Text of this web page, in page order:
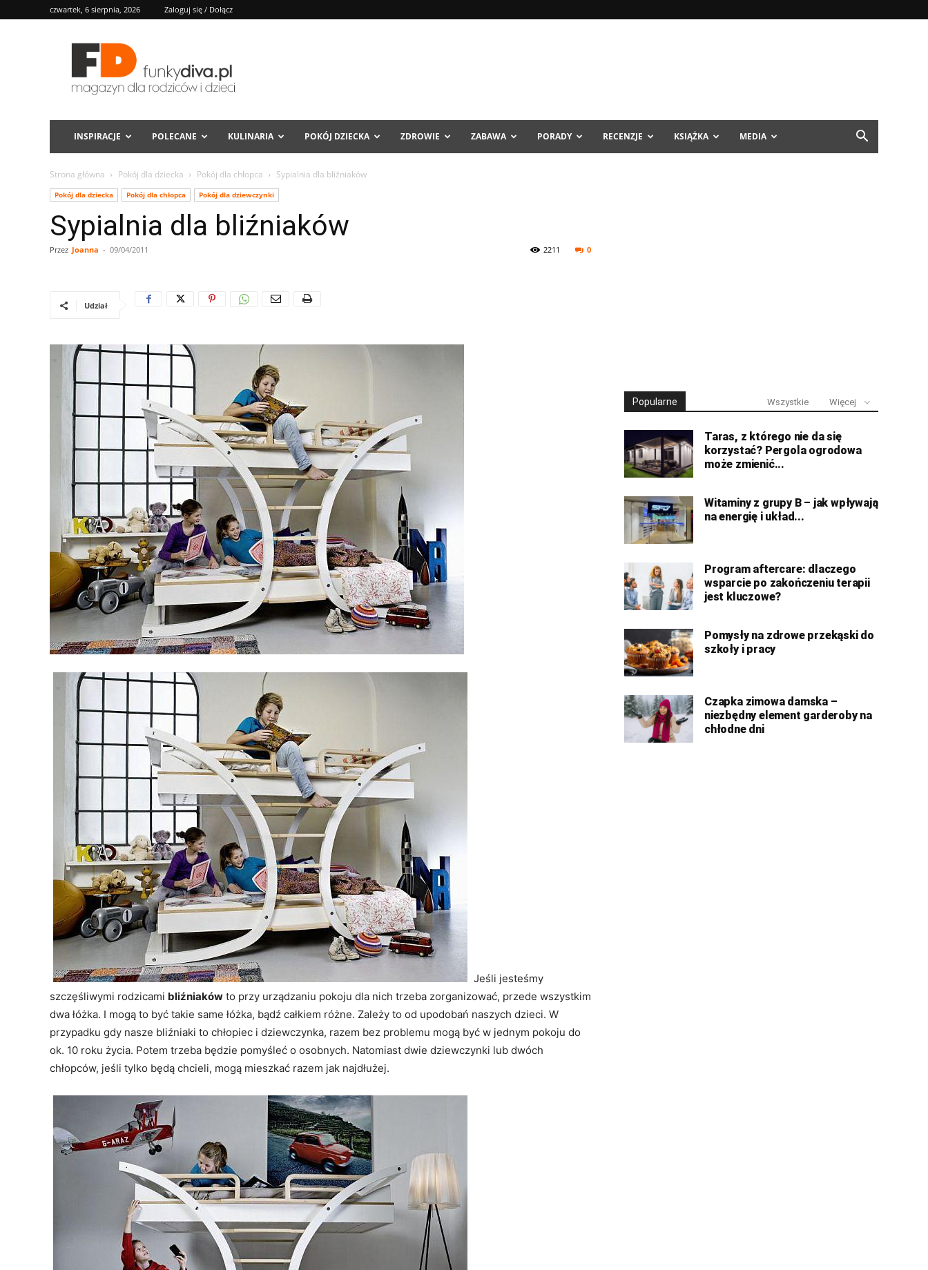
czwartek, 6 sierpnia, 2026 Zaloguj się / Dołącz
FD
INSPIRACJE POLECANE KULINARIA POKÓJ DZIECKA ZDROWIE ZABAWA PORADY RECENZJE KSIĄŻKA MEDIA
Strona główna Pokój dla dziecka Pokój dla chłopca Sypialnia dla bliźniaków
Pokój dla dziecka Pokój dla chłopca Pokój dla dziewczynki
Sypialnia dla bliźniaków
Przez Joanna - 09/04/2011 0
2211
Udział
Jeśli jesteśmy
szczęśliwymi rodzicami bliźniaków to przy urządzaniu pokoju dla nich trzeba zorganizować, przede wszystkim
dwa łóżka. I mogą to być takie same łóżka, bądź całkiem różne. Zależy to od upodobań naszych dzieci. W
przypadku gdy nasze bliźniaki to chłopiec i dziewczynka, razem bez problemu mogą być w jednym pokoju do
ok. 10 roku życia. Potem trzeba będzie pomyśleć o osobnych. Natomiast dwie dziewczynki lub dwóch
chłopców, jeśli tylko będą chcieli, mogą mieszkać razem jak najdłużej.
Popularne Wszystkie Więcej
Taras, z którego nie da się
korzystać? Pergola ogrodowa
może zmienić...
Witaminy z grupy B – jak wpływają
na energię i układ...
Program aftercare: dlaczego
wsparcie po zakończeniu terapii
jest kluczowe?
Pomysły na zdrowe przekąski do
szkoły i pracy
Czapka zimowa damska –
niezbędny element garderoby na
chłodne dni